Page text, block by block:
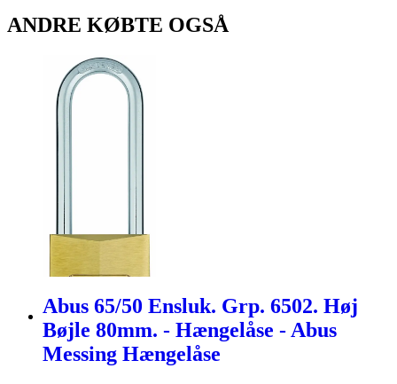
ANDRE KØBTE OGSÅ
Abus 65/50 Ensluk. Grp. 6502. Høj
Bøjle 80mm. - Hængelåse - Abus
Messing Hængelåse